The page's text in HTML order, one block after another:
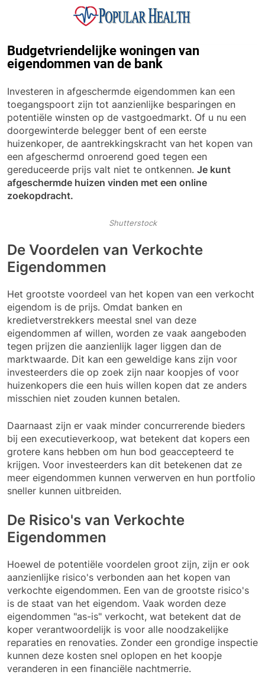
Popular Health
Budgetvriendelijke woningen van
eigendommen van de bank
Investeren in afgeschermde eigendommen kan een
toegangspoort zijn tot aanzienlijke besparingen en
potentiële winsten op de vastgoedmarkt. Of u nu een
doorgewinterde belegger bent of een eerste
huizenkoper, de aantrekkingskracht van het kopen van
een afgeschermd onroerend goed tegen een
gereduceerde prijs valt niet te ontkennen. Je kunt
afgeschermde huizen vinden met een online
zoekopdracht.
Shutterstock
De Voordelen van Verkochte
Eigendommen
Het grootste voordeel van het kopen van een verkocht
eigendom is de prijs. Omdat banken en
kredietverstrekkers meestal snel van deze
eigendommen af willen, worden ze vaak aangeboden
tegen prijzen die aanzienlijk lager liggen dan de
marktwaarde. Dit kan een geweldige kans zijn voor
investeerders die op zoek zijn naar koopjes of voor
huizenkopers die een huis willen kopen dat ze anders
misschien niet zouden kunnen betalen.
Daarnaast zijn er vaak minder concurrerende bieders
bij een executieverkoop, wat betekent dat kopers een
grotere kans hebben om hun bod geaccepteerd te
krijgen. Voor investeerders kan dit betekenen dat ze
meer eigendommen kunnen verwerven en hun portfolio
sneller kunnen uitbreiden.
De Risico's van Verkochte
Eigendommen
Hoewel de potentiële voordelen groot zijn, zijn er ook
aanzienlijke risico's verbonden aan het kopen van
verkochte eigendommen. Een van de grootste risico's
is de staat van het eigendom. Vaak worden deze
eigendommen "as-is" verkocht, wat betekent dat de
koper verantwoordelijk is voor alle noodzakelijke
reparaties en renovaties. Zonder een grondige inspectie
kunnen deze kosten snel oplopen en het koopje
veranderen in een financiële nachtmerrie.